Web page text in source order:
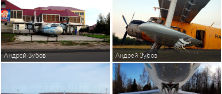
Андрей Зубов Андрей Зубов